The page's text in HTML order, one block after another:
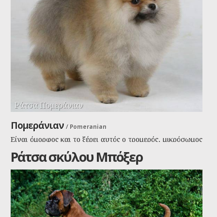
Ράτσα Πομεράνιαν
Πομεράνιαν / Pomeranian
Είναι όμορφος και το ξέρει αυτός ο τρομερός, μικρόσωμος
Γερμανός σκύλος. Θέλει να είναι το κέντρο της προσοχής
σας, γι'αυτό μην τον αγνοήσετε!
Ράτσα σκύλου Μπόξερ